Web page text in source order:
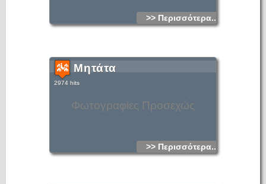
>> Περισσότερα...
Φωτογραφίες Προσεχώς
Μητάτα
2974 hits
>> Περισσότερα...